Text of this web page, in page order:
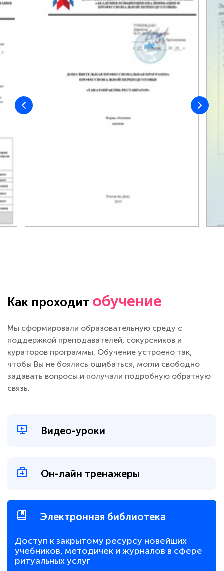
Как проходит обучение
Мы сформировали образовательную среду с
поддержкой преподавателей, сокурсников и
кураторов программы. Обучение устроено так,
чтобы Вы не боялись ошибаться, могли свободно
задавать вопросы и получали подробную обратную
связь.
Видео-уроки
Он-лайн тренажеры
Электронная библиотека
Доступ к закрытому ресурсу новейших
учебников, методичек и журналов в сфере
ритуальных услуг